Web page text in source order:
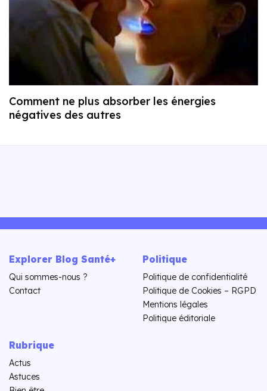
Comment ne plus absorber les énergies
négatives des autres
Explorer Blog Santé+
Qui sommes-nous ?
Contact
Politique
Politique de confidentialité
Politique de Cookies – RGPD
Mentions légales
Politique éditoriale
Rubrique
Actus
Astuces